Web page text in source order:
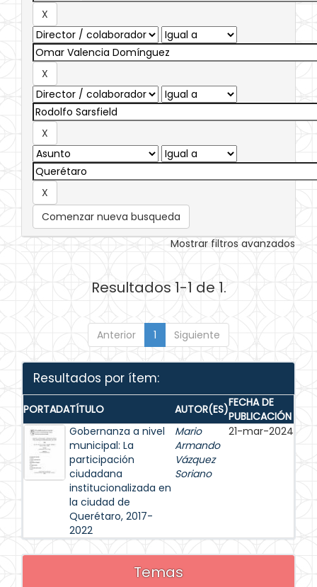
Comenzar nueva busqueda
Mostrar filtros avanzados
Resultados 1-1 de 1.
Anterior 1 Siguiente
Resultados por ítem:
PORTADATÍTULO AUTOR(ES)FECHA DE
PUBLICACIÓN
Gobernanza a nivel
municipal: La
participación
ciudadana
institucionalizada en
la ciudad de
Querétaro, 2017-
2022
Mario
Armando
Vázquez
Soriano
21-mar-2024
Temas